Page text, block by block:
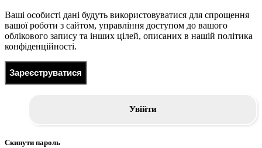
Ваші особисті дані будуть використовуватися для спрощення
вашої роботи з сайтом, управління доступом до вашого
облікового запису та інших цілей, описаних в нашій політика
конфіденційності.
Зареєструватися
Увійти
Скинути пароль